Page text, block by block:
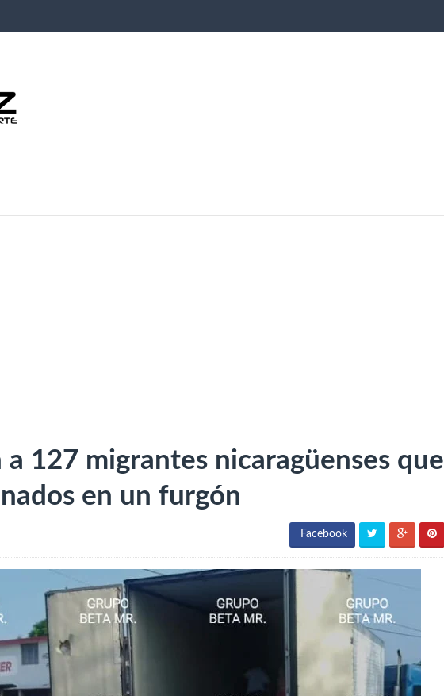
a 127 migrantes nicaragüenses que
en un furgón
Facebook